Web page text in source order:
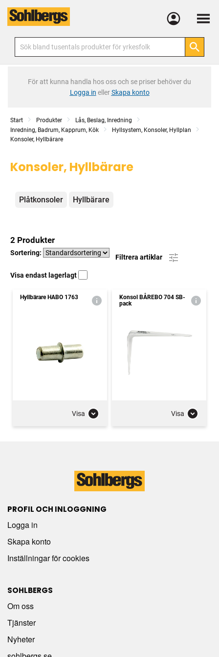
Meny
För att kunna handla hos oss och se priser behöver du
Logga in ellerSkapa konto
Start Produkter
Lås, Beslag, Inredning
Inredning, Badrum, Kapprum, Kök
Hyllsystem, Konsoler, Hyllplan
Konsoler, Hyllbärare
Konsoler, Hyllbärare
Kategorier
Plåtkonsoler Hyllbärare
2 Produkter
Sortering:
Filtrera artiklar
Visa endast lagerlagt
Hyllbärare HABO 1763
Visa
Konsol BÅREBO 704 SB-
pack
Visa
PROFIL OCH INLOGGNING
Logga in
Skapa konto
Inställningar för cookies
SOHLBERGS
Om oss
Tjänster
Nyheter